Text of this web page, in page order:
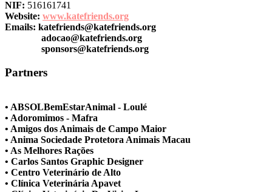
NIF: 516161741
Website: www.katefriends.org
Emails: katefriends@katefriends.org
adocao@katefriends.org
sponsors@katefriends.org
Partners
• ABSOLBemEstarAnimal - Loulé
• Adoromimos - Mafra
• Amigos dos Animais de Campo Maior
• Anima Sociedade Protetora Animais Macau
• As Melhores Rações
• Carlos Santos Graphic Designer
• Centro Veterinário de Alto
• Clínica Veterinária Apavet